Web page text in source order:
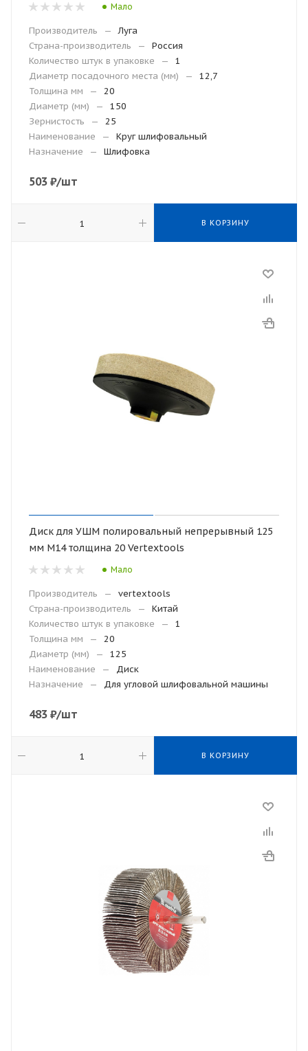
Мало
Производитель —
Луга
Страна-производитель
—
Россия
Количество штук в упаковке
—
1
Диаметр посадочного места (мм)
—
12,7
Толщина мм
—
20
Диаметр (мм)
—
150
Зернистость
—
25
Наименование
—
Круг шлифовальный
Назначение
— Шлифовка
503 ₽/шт
В КОРЗИНУ
Диск для УШМ полировальный непрерывный 125
мм М14 толщина 20 Vertextools
Мало
Производитель —
vertextools
Страна-производитель
—
Китай
Количество штук в упаковке
—
1
Толщина мм
—
20
Диаметр (мм)
—
125
Наименование
—
Диск
Назначение
— Для угловой шлифовальной машины
483 ₽/шт
В КОРЗИНУ